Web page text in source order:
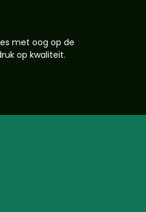
met oog op de
op kwaliteit.